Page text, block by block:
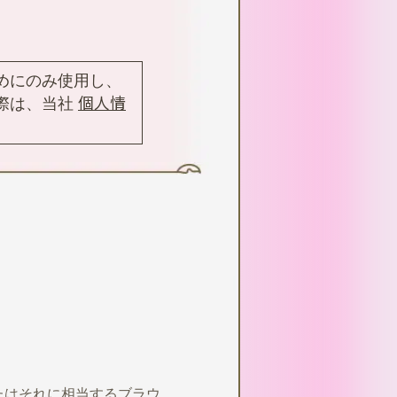
のみ使用し、
は、当社 個人情
それに相当するブラウ